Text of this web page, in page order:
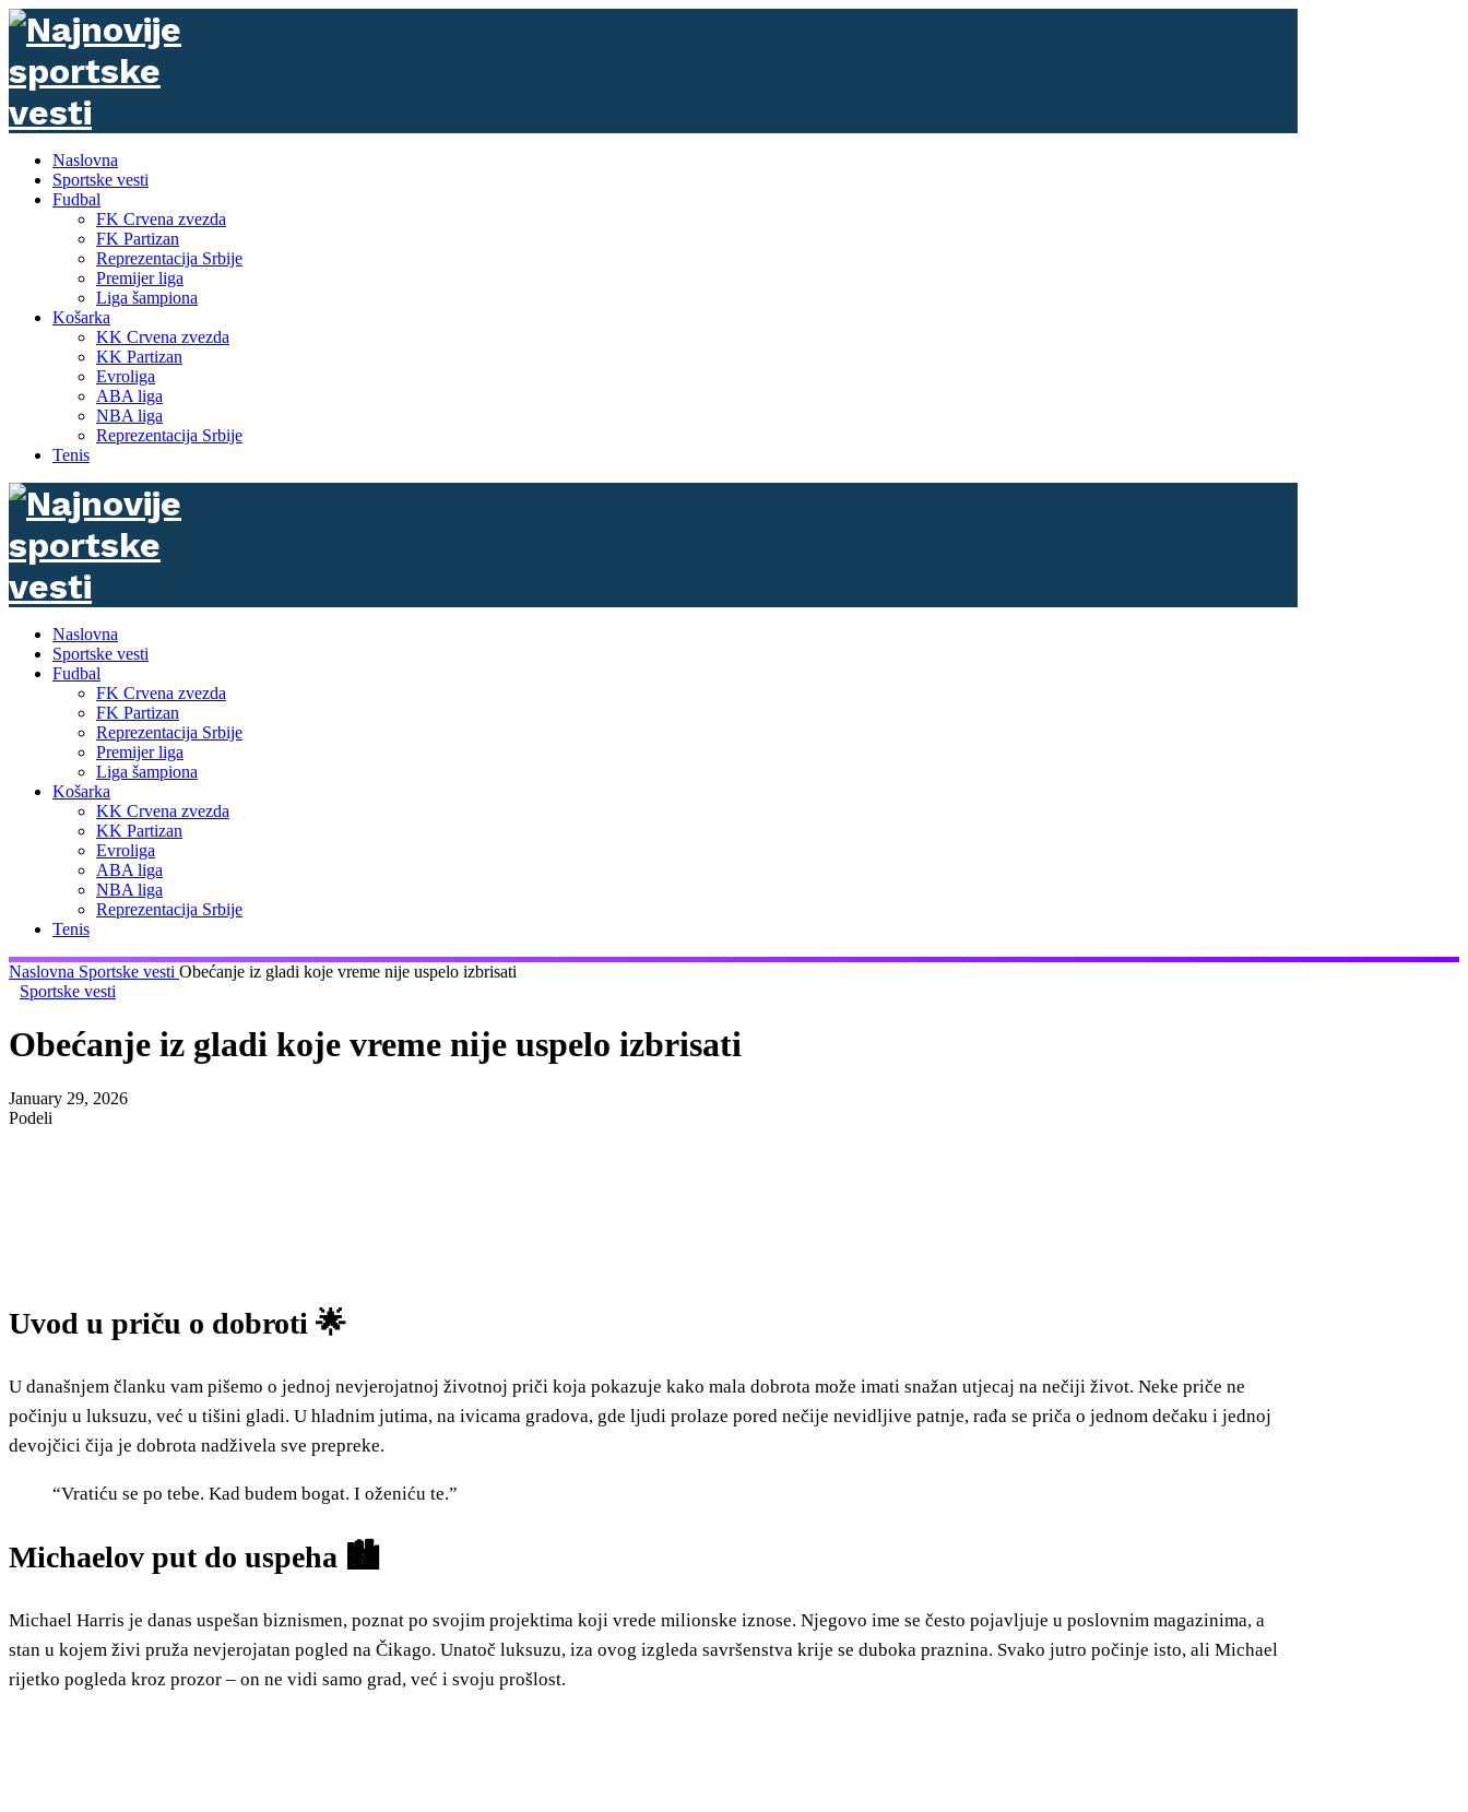
Naslovna
Sportske vesti
Fudbal
FK Crvena zvezda
FK Partizan
Reprezentacija Srbije
Premijer liga
Liga šampiona
Košarka
KK Crvena zvezda
KK Partizan
Evroliga
ABA liga
NBA liga
Reprezentacija Srbije
Tenis
Naslovna
Sportske vesti
Fudbal
FK Crvena zvezda
FK Partizan
Reprezentacija Srbije
Premijer liga
Liga šampiona
Košarka
KK Crvena zvezda
KK Partizan
Evroliga
ABA liga
NBA liga
Reprezentacija Srbije
Tenis
Naslovna Sportske vesti Obećanje iz gladi koje vreme nije uspelo izbrisati
Sportske vesti
Obećanje iz gladi koje vreme nije uspelo izbrisati
January 29, 2026
Podeli
Uvod u priču o dobroti 🌟
U današnjem članku vam pišemo o jednoj nevjerojatnoj životnoj priči koja pokazuje kako mala dobrota može imati snažan utjecaj na nečiji život. Neke priče ne
počinju u luksuzu, već u tišini gladi. U hladnim jutima, na ivicama gradova, gde ljudi prolaze pored nečije nevidljive patnje, rađa se priča o jednom dečaku i jednoj
devojčici čija je dobrota nadživela sve prepreke.
“Vratiću se po tebe. Kad budem bogat. I oženiću te.”
Michaelov put do uspeha 🏙️
Michael Harris je danas uspešan biznismen, poznat po svojim projektima koji vrede milionske iznose. Njegovo ime se često pojavljuje u poslovnim magazinima, a
stan u kojem živi pruža nevjerojatan pogled na Čikago. Unatoč luksuzu, iza ovog izgleda savršenstva krije se duboka praznina. Svako jutro počinje isto, ali Michael
rijetko pogleda kroz prozor – on ne vidi samo grad, već i svoju prošlost.